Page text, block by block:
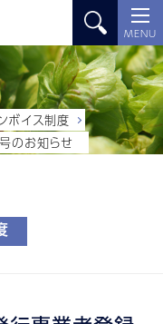
MENU
ボイス制度
のお知らせ